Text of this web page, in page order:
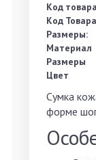
Код
Код
Размеры:
Материал
Размеры
Цвет
Сумка
форме